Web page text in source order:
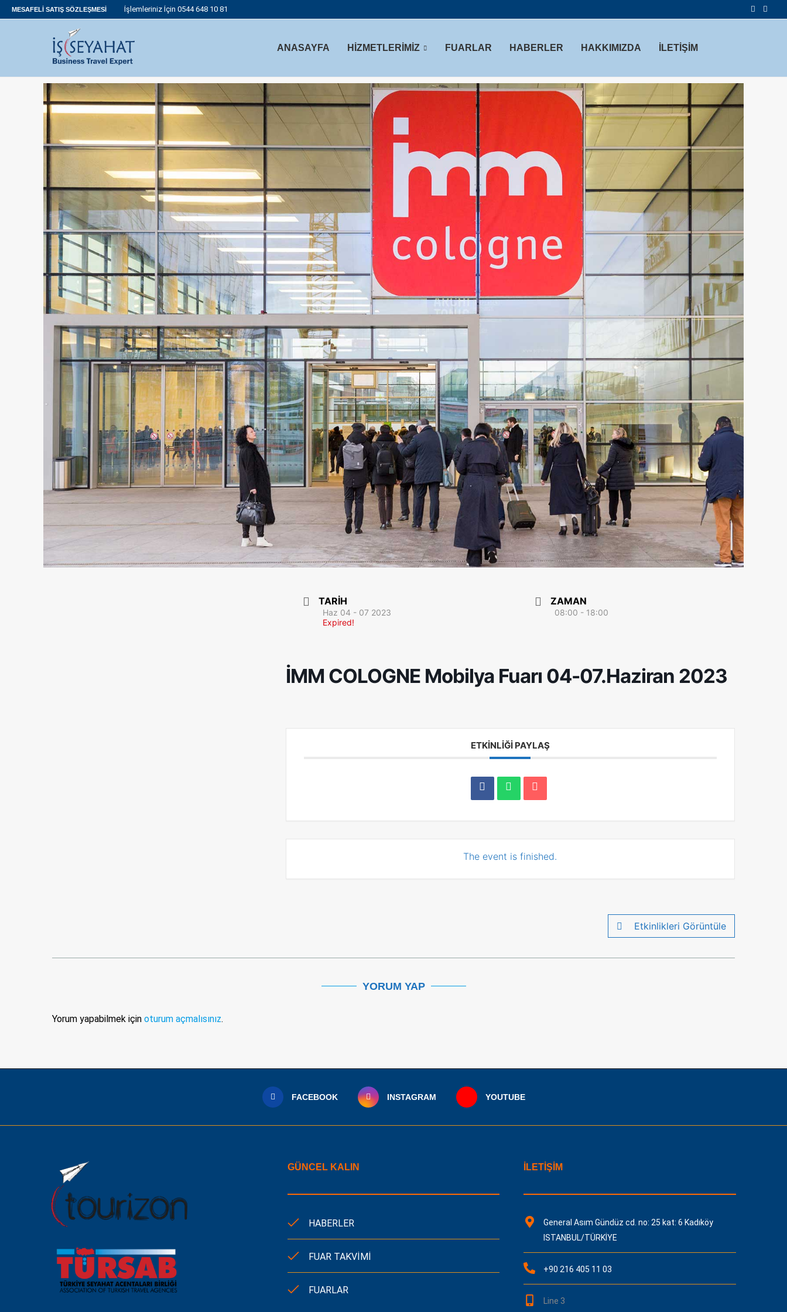
MESAFELI SATIŞ SÖZLEŞMESI İşlemleriniz İçin 0544 648 10 81
ANASAYFA HİZMETLERİMİZ FUARLAR HABERLER HAKKIMIZDA İLETİŞİM
TARIH
Haz 04 - 07 2023
Expired!
ZAMAN
08:00 - 18:00
İMM COLOGNE Mobilya Fuarı 04-07.Haziran 2023
ETKINLIĞI PAYLAŞ
The event is finished.
Etkinlikleri Görüntüle
YORUM YAP
Yorum yapabilmek için oturum açmalısınız.
FACEBOOK INSTAGRAM YOUTUBE
GÜNCEL KALIN
HABERLER
FUAR TAKVİMİ
FUARLAR
İLETİŞİM
General Asım Gündüz cd. no: 25 kat: 6 Kadıköy
ISTANBUL/TÜRKİYE
+90 216 405 11 03
Line 3